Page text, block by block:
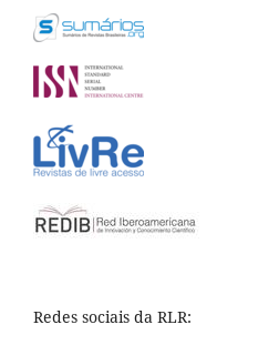
Redes sociais da RLR: